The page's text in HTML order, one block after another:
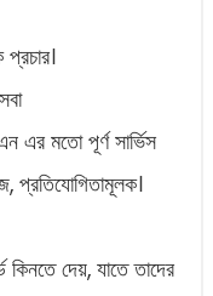
এর মতো পূর্ণ সার্ভিস
প্রতিযোগিতামূলক।
কিনতে দেয়, যাতে তাদের